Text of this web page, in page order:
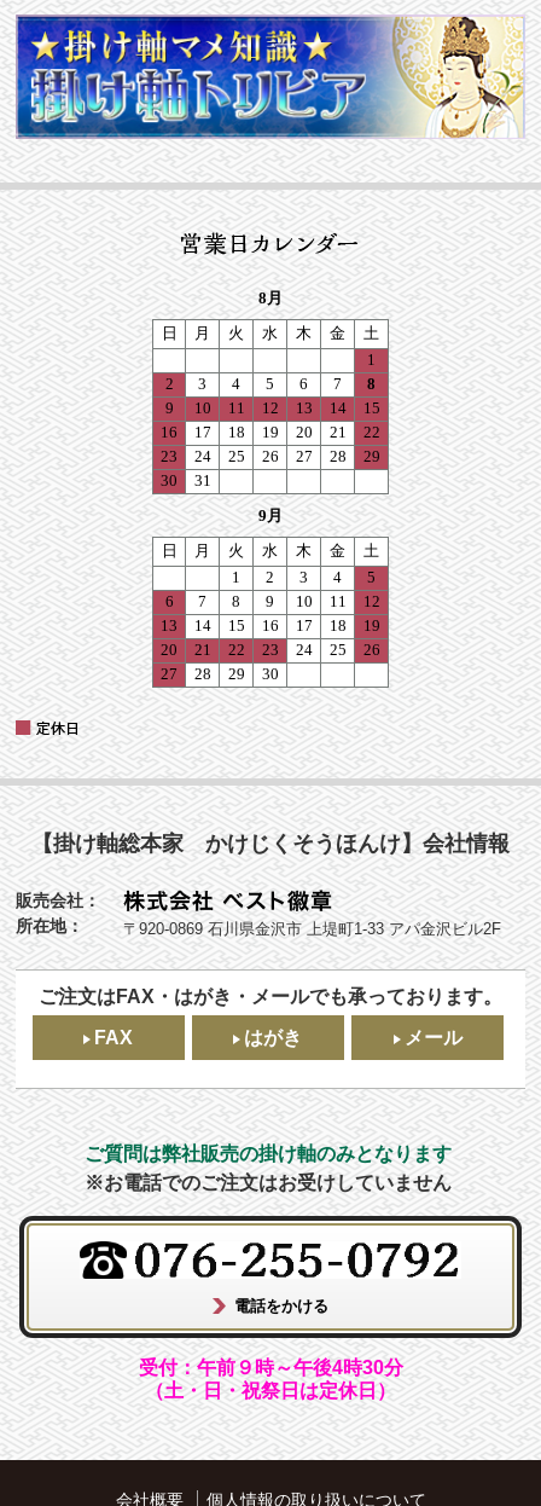
【掛け軸総本家 かけじくそうほんけ】会社情報
販売会社：
所在地：
〒920-0869 石川県金沢市 上堤町1-33 アパ金沢ビル2F
ご注文はFAX・はがき・メールでも承っております。
FAX
はがき メール
ご質問は弊社販売の掛け軸のみとなります
※お電話でのご注文はお受けしていません
受付：午前９時～午後4時30分
（土・日・祝祭日は定休日）
会社概要 個人情報の取り扱いについて